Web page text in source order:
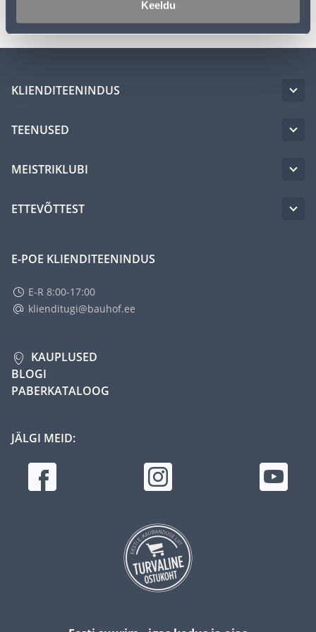
Keeldu
KLIENDITEENINDUS
TEENUSED
MEISTRIKLUBI
ETTEVÕTTEST
E-POE KLIENDITEENINDUS
E-R 8:00-17:00
klienditugi@bauhof.ee
KAUPLUSED
BLOGI
PABERKATALOOG
JÄLGI MEID: